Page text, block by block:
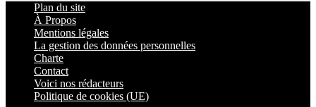
Plan du site
À Propos
Mentions légales
La gestion des données personnelles
Charte
Contact
Voici nos rédacteurs
Politique de cookies (UE)